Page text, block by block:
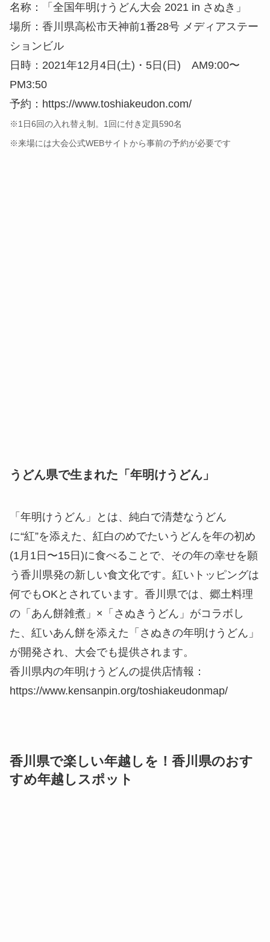
名称：「全国年明けうどん大会 2021 in さぬき」
場所：香川県高松市天神前1番28号 メディアステー
ションビル
日時：2021年12月4日(土)・5日(日) AM9:00〜
PM3:50
予約：https://www.toshiakeudon.com/
※1日6回の入れ替え制。1回に付き定員590名
※来場には大会公式WEBサイトから事前の予約が必要です
(1月1日〜15日)に食べることで、その年の幸せを願
何でもOKとされています。香川県では、郷土料理
の「あん餅雑煮」×「さぬきうどん」がコラボし
た、紅いあん餅を添えた「さぬきの年明けうどん」
が開発され、大会でも提供されます。
香川県内の年明けうどんの提供店情報：
https://www.kensanpin.org/toshiakeudonmap/
香川県で楽しい年越しを！香川県のおす
すめ年越しスポット